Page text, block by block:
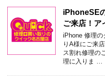
iPhoneSE
ご来店！ア
iPhone 修理
りA様にご来
ス割れ修理
理に入りま …